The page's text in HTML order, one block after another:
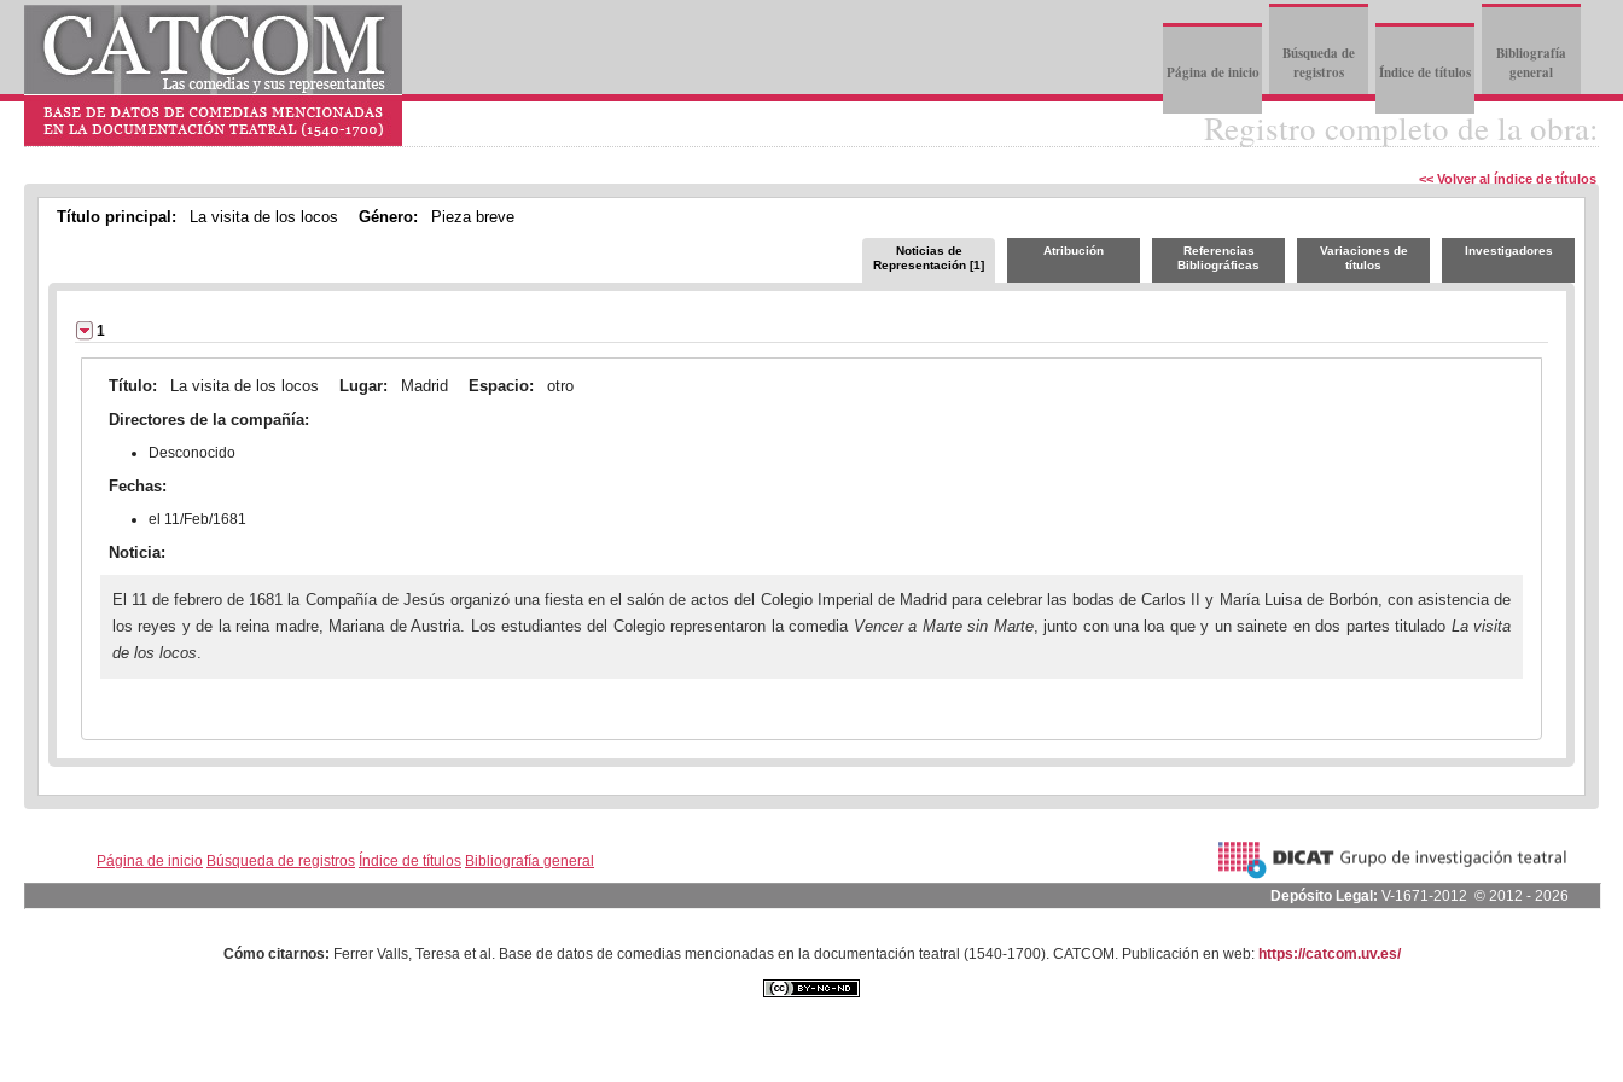
Página de inicio
Búsqueda de
registros
Índice de títulos
Bibliografía
general
Registro completo de la obra:
<< Volver al índice de títulos
Título principal: La visita de los locos Género: Pieza breve
Investigadores
Variaciones de
títulos
Referencias
Bibliográficas
Atribución
Noticias de
Representación [1]
1
Título: La visita de los locos Lugar: Madrid Espacio:
otro
Directores de la compañía:
Desconocido
Fechas:
el 11/Feb/1681
Noticia:
El 11 de febrero de 1681 la Compañía de Jesús organizó una fiesta en el salón de actos del Colegio Imperial de Madrid para celebrar las bodas de Carlos II y María Luisa de Borbón, con asistencia de
los reyes y de la reina madre, Mariana de Austria. Los estudiantes del Colegio representaron la comedia Vencer a Marte sin Marte, junto con una loa que y un sainete en dos partes titulado La visita
de los locos.
Página de inicio Búsqueda de registros Índice de títulos Bibliografía general
Depósito Legal: V-1671-2012 © 2012 - 2026
Cómo citarnos: Ferrer Valls, Teresa et al. Base de datos de comedias mencionadas en la documentación teatral (1540-1700). CATCOM. Publicación en web: https://catcom.uv.es/